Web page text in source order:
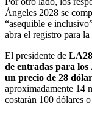
Ángeles 2028 se
“asequible e
abra el registro para
El presidente de
de entradas para
un precio de 28
aproximadamente 14
costarán 100 dólares